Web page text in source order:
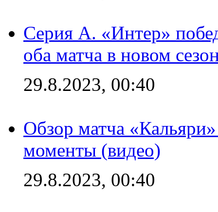
Серия А. «Интер»
оба матча в новом
29.8.2023, 00:40
Обзор матча
моменты (видео)
29.8.2023, 00:40